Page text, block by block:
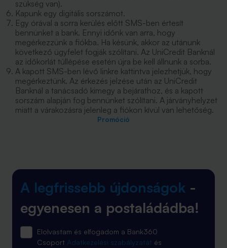
szükség van).
Kapunk egy digitális sorszámot.
Egy órával a sorra kerülés előtt SMS-ben értesít
bennünket a bank. Ennyi időnk van arra, hogy
megérkezzünk a fiókba. Ha késünk, akkor az utánunk
következő ügyfelet fogják szólítani. Az UniCredit Banknál
az időkorlát túllépése esetén újra be kell állnunk a sorba.
A kapott SMS-ben lévő linkre kattintva jelezhetjük, hogy
megérkeztünk. Az érkezés jelzése után az UniCredit
Banknál a tanácsadó kimegy a bejárathoz, és a kapott
sorszám alapján fog bennünket szólítani. A járványhelyzet
miatt a várakozásra jelenleg a fiókon kívül van lehetőség.
Promóció
A legfrissebb újdonságok -
egyenesen a postaládádba!
Elolvastam és elfogadom a Bank360
Csoport Adatkezelési szabályzatát és